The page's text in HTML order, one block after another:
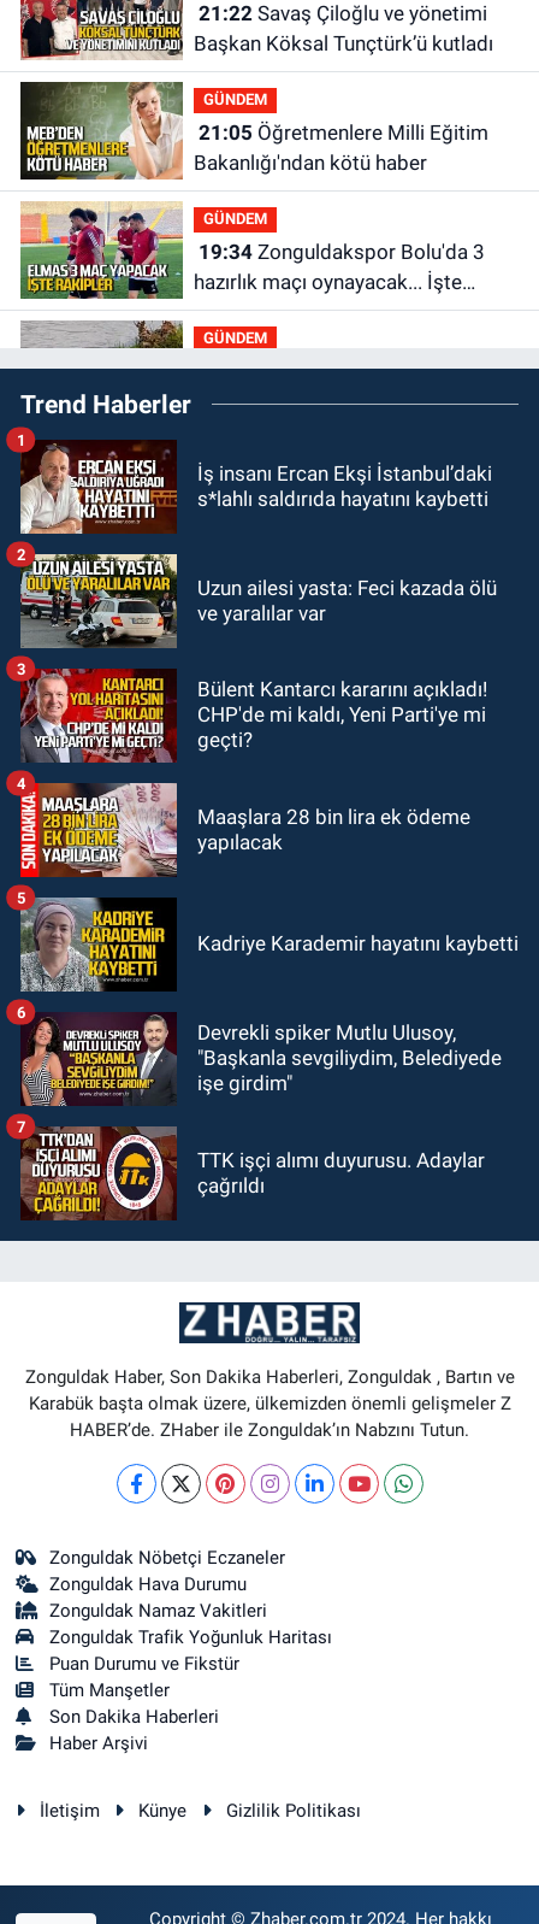
21:22Savaş Çiloğlu ve yönetimi
Başkan Köksal Tunçtürk’ü kutladı
GÜNDEM
21:05
Bakanlığı'ndan kötü haber
GÜNDEM
19:34Zonguldakspor Bolu'da 3
hazırlık maçı oynayacak... İşte
rakipler...
GÜNDEM
19:27Çaycuma ırmağında görüldü:
Görenler şaşkınlık yaşadı
19:12TMO kabuklu fındık alım
18:52Zonguldak'ta pitbul köpek
GÜNDEM
18:44Zonguldak'ta araç yayaya
çarptı: Ağır yaralanan yaya tedavi
Trend Haberler
İş insanı Ercan Ekşi İstanbul’daki
s*lahlı saldırıda hayatını kaybetti
1
Uzun ailesi yasta: Feci kazada ölü
ve yaralılar var
2
Bülent Kantarcı kararını açıkladı!
CHP'de mi kaldı, Yeni Parti'ye mi
geçti?
3
Maaşlara 28 bin lira ek ödeme
yapılacak
4
Kadriye Karademir hayatını kaybetti
5
Devrekli spiker Mutlu Ulusoy,
"Başkanla sevgiliydim, Belediyede
işe girdim"
6
TTK işçi alımı duyurusu. Adaylar
çağrıldı
7
Zonguldak Haber, Son Dakika Haberleri, Zonguldak , Bartın ve
Karabük başta olmak üzere, ülkemizden önemli gelişmeler Z
HABER’de. ZHaber ile Zonguldak’ın Nabzını Tutun.
Zonguldak Nöbetçi Eczaneler
Zonguldak Hava Durumu
Zonguldak Namaz Vakitleri
Zonguldak Trafik Yoğunluk Haritası
Puan Durumu ve Fikstür
Tüm Manşetler
Son Dakika Haberleri
Haber Arşivi
İletişim Künye Gizlilik Politikası
Copyright © Zhaber.com.tr 2024. Her hakkı